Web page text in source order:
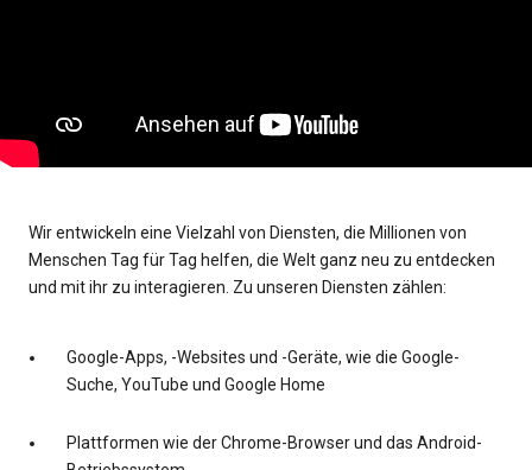
Wir entwickeln eine Vielzahl von Diensten, die Millionen von
Menschen Tag für Tag helfen, die Welt ganz neu zu entdecken
und mit ihr zu interagieren. Zu unseren Diensten zählen:
Google-Apps, -Websites und -Geräte, wie die Google-
Suche, YouTube und Google Home
Plattformen wie der Chrome-Browser und das Android-